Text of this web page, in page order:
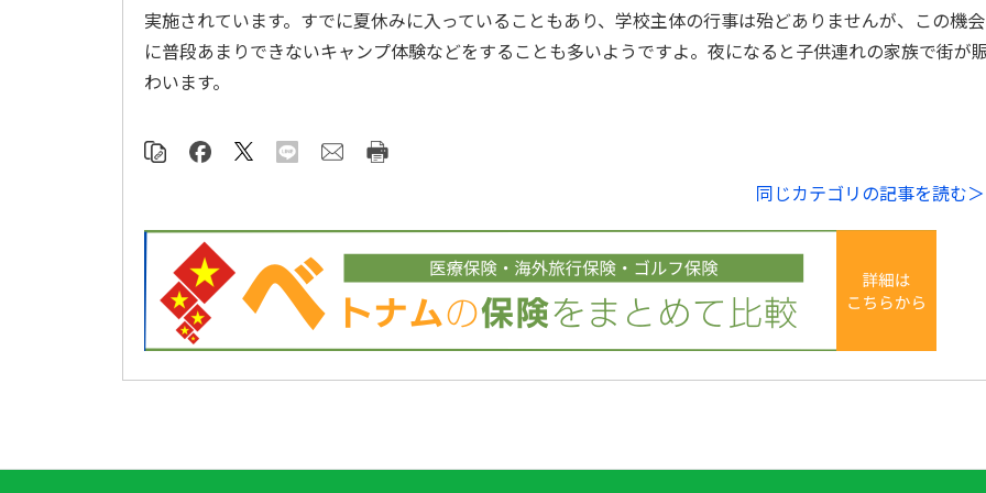
実施されています。すでに夏休みに入っていることもあり、学校主体の行事は殆どありませんが、この機会
に普段あまりできないキャンプ体験などをすることも多いようですよ。夜になると子供連れの家族で街が
わいます。
同じカテゴリの記事を読む